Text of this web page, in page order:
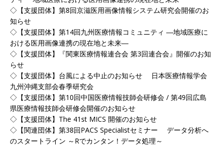
◇【支援団体】第8回京滋医用画像情報システム研究会開催のお
知らせ
◇【支援団体】第14回九州医療情報コミュニティ ―地域医療に
おける医用画像連携の現在地と未来―
◇【支援団体】『関東医療情報連合会 第3回連合会』開催のお知
らせ
◇【支援団体】台風による中止のお知らせ 日本医療情報学会
九州沖縄支部会春季研究会
◇【支援団体】第10回中国医療情報技師会研修会 / 第49回広島
県医療情報技師会研修会開催のお知らせ
◇【支援団体】The 41st MICS 開催のお知らせ
◇【関連団体】第38回PACS Specialistセミナー データ分析へ
のスタートライン ～Rでカンタン！データ処理～